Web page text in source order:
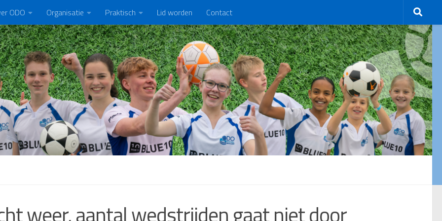
ODO Organisatie Praktisch Lid worden Contact
weer, aantal wedstrijden gaat niet door